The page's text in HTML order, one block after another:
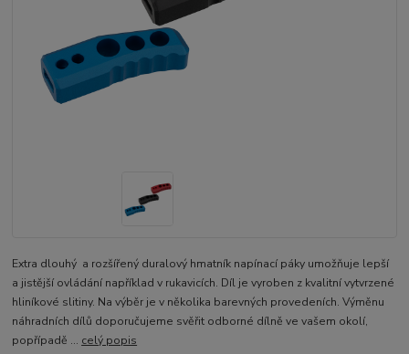
Extra dlouhý a rozšířený duralový hmatník napínací páky umožňuje lepší
a jistější ovládání například v rukavicích. Díl je vyroben z kvalitní vytvrzené
hliníkové slitiny. Na výběr je v několika barevných provedeních. Výměnu
náhradních dílů doporučujeme svěřit odborné dílně ve vašem okolí,
popřípadě ... celý popis